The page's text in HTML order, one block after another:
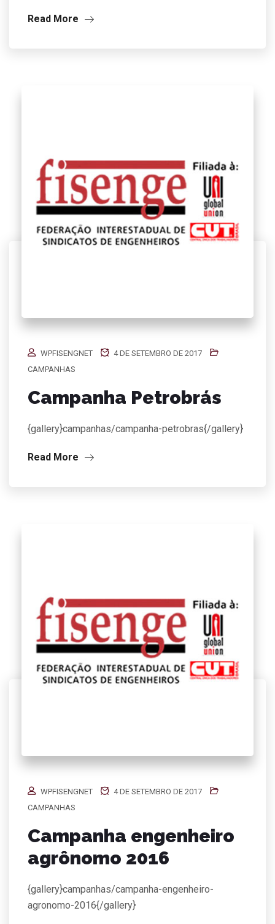
Read More
WPFISENGNET
4 DE SETEMBRO DE 2017
CAMPANHAS
Campanha Petrobrás
{gallery}campanhas/campanha-petrobras{/gallery}
Read More
WPFISENGNET
4 DE SETEMBRO DE 2017
CAMPANHAS
Campanha engenheiro
agrônomo 2016
{gallery}campanhas/campanha-engenheiro-
agronomo-2016{/gallery}